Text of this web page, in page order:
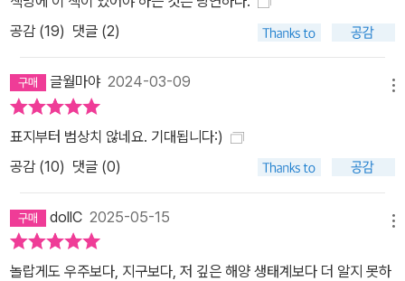
한 존재, 수동적이고 아둔한 존재로 여겼으므로 그가 구축한 세계에
느끼지 못했다. 프로이트는 여성을 ‘남근이 없는 작은 존재’로 정의하
고, 성생활 연구의 대상은 남성에 한정된다며 여성은 “베일에 가려져
안을 들여다볼 수 없다”고 자신의 한계를 시인했다. 과학의 ‘아버
지’들이 드리운 고정관념과 오명의 그늘은 현대 의학에도 영향을 미
쳐 제대로 된 연구를 방해한다. 해부학 시간에 ‘여성에게만 있는 기
관’인 유방은 불필요한 부속물이기에 메스로 대충 제거한 후 근육계
부터 상세히 살펴보는가 하면, 남성 환자가 전립선 수술을 받을 때면
성생활에 지장이 없도록 신경과 혈관을 건드리지 않으려 주의하는 데
공감 (19) 댓글 (2)
글월마야2024-03-09
표지부터 범상치 않네요. 기대됩니다:)
공감 (10) 댓글 (0)
dollC 2025-05-15
놀랍게도 우주보다, 지구보다, 저 깊은 해양 생태계보다 더 알지 못하